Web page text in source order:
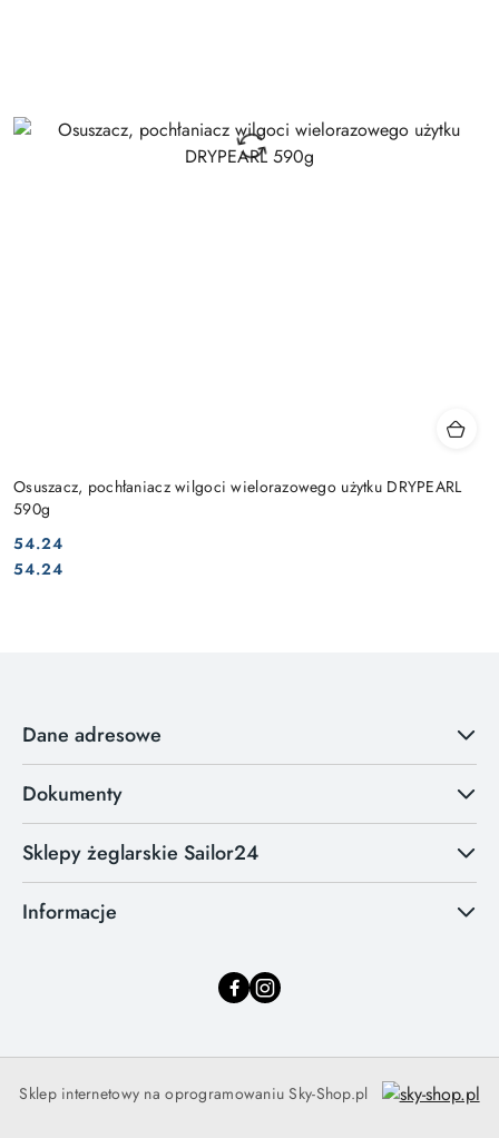
Osuszacz, pochłaniacz wilgoci wielorazowego użytku DRYPEARL
590g
Cena:
54.24
Cena:
54.24
Dane adresowe
Dokumenty
Sklepy żeglarskie Sailor24
Informacje
Sklep internetowy na oprogramowaniu Sky-Shop.pl